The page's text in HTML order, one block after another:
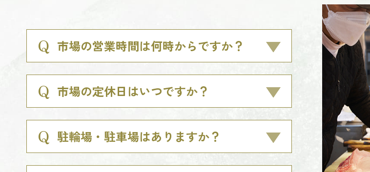
市場の営業時間は何時からですか？
市場の定休日はいつですか？
駐輪場・駐車場はありますか？